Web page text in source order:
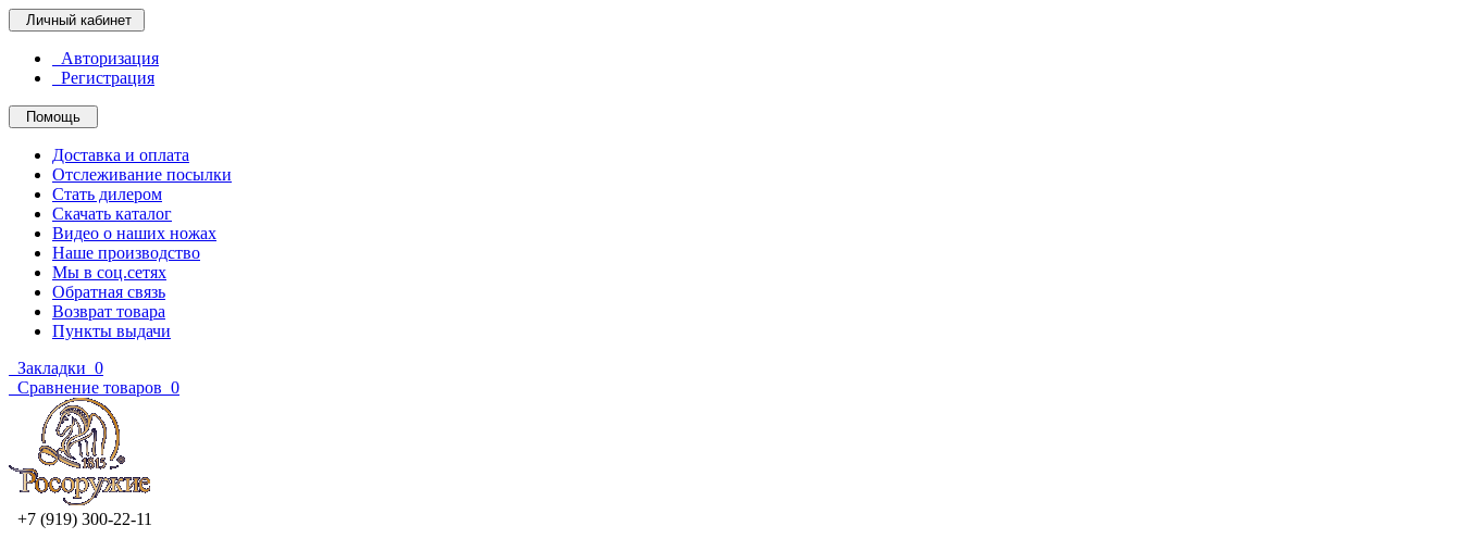
Личный кабинет
Авторизация
Регистрация
Помощь
Доставка и оплата
Отслеживание посылки
Стать дилером
Скачать каталог
Видео о наших ножах
Наше производство
Мы в соц.сетях
Обратная связь
Возврат товара
Пункты выдачи
Закладки 0
Сравнение товаров 0
+7 (919) 300-22-11